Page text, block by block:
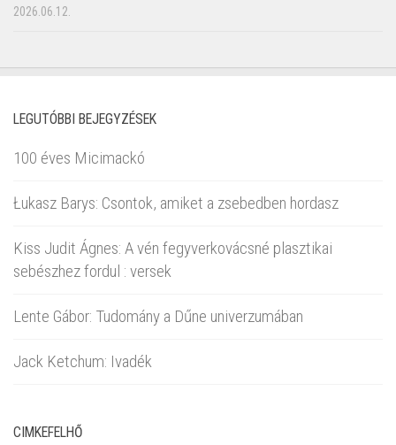
2026.06.12.
LEGUTÓBBI BEJEGYZÉSEK
100 éves Micimackó
Łukasz Barys: Csontok, amiket a zsebedben hordasz
Kiss Judit Ágnes: A vén fegyverkovácsné plasztikai
sebészhez fordul : versek
Lente Gábor: Tudomány a Dűne univerzumában
Jack Ketchum: Ivadék
CIMKEFELHŐ